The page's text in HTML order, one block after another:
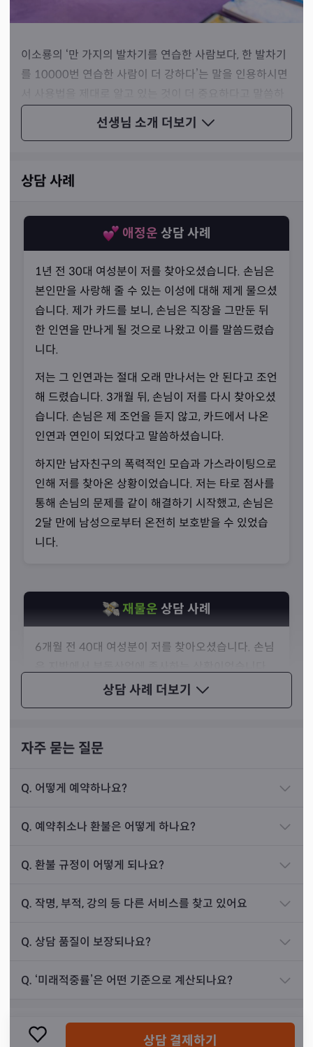
선생님 소개 더보기
이소룡의 ‘만 가지의 발차기를 연습한 사람보다, 한 발차기
를 10000번 연습한 사람이 더 강하다’는 말을 인용하시면
셨습니다. 적재적소에 알맞게 쓸 수 있어야 한다고 강조하
카드에 나오는 대로
“바로 리딩하여 설명해드립니다.”
선생님께서는 무엇보다 중요한 것은 경청이라고 말씀하셨
습니다. 본인 역시 인간이기 때문에 무수한 상담은 실수를
만든다고 말씀하셨죠. 하지만 손님의 말을 경청한다면 그러
한 실수를 더욱 줄일 수 있다고 강조하셨습니다.
또한 경청하는 것 이외에도 즉각적인 피드백이 중요하다고
로 카드를 리딩하여 흐름대로 읽어드려야 한다고 강조하셨
늘 노력한다고 말씀하셨습니다.
상담 사례 더보기
상담 사례
애정운 상담 사례
1년 전 30대 여성분이 저를 찾아오셨습니다. 손님은
본인만을 사랑해 줄 수 있는 이성에 대해 제게 물으셨
습니다. 제가 카드를 보니, 손님은 직장을 그만둔 뒤
한 인연을 만나게 될 것으로 나왔고 이를 말씀드렸습
니다.
저는 그 인연과는 절대 오래 만나서는 안 된다고 조언
해 드렸습니다. 3개월 뒤, 손님이 저를 다시 찾아오셨
습니다. 손님은 제 조언을 듣지 않고, 카드에서 나온
인연과 연인이 되었다고 말씀하셨습니다.
하지만 남자친구의 폭력적인 모습과 가스라이팅으로
인해 저를 찾아온 상황이었습니다. 저는 타로 점사를
통해 손님의 문제를 같이 해결하기 시작했고, 손님은
2달 만에 남성으로부터 온전히 보호받을 수 있었습
니다.
재물운 상담 사례
6개월 전 40대 여성분이 저를 찾아오셨습니다. 손님
손님은 일을 처리하는 데 있어서 골치 아픈 건물들이
있다고 말씀하시며 고민을 토로하셨습니다.
대로 처리한다면 해결되는 것으로 나왔고 이를 말씀
한 건, 두 건 해결되면서 손님은 계속해서 저를 찾아
해 드렸고, 이후에도 골치 아픈 건물들의 매매를 도와
는 손님입니다.
은 회계에 종사하시는 상황이었고, 경력과 도전 사이
에서 고민하고 계셨습니다. 손님은 회사를 그만두고
자주 묻는 질문
Q. 어떻게 예약하나요?
Q. 예약취소나 환불은 어떻게 하나요?
Q. 환불 규정이 어떻게 되나요?
Q. 작명, 부적, 강의 등 다른 서비스를 찾고 있어요
Q. 상담 품질이 보장되나요?
Q. ‘미래적중률’은 어떤 기준으로 계산되나요?
상담 결제하기